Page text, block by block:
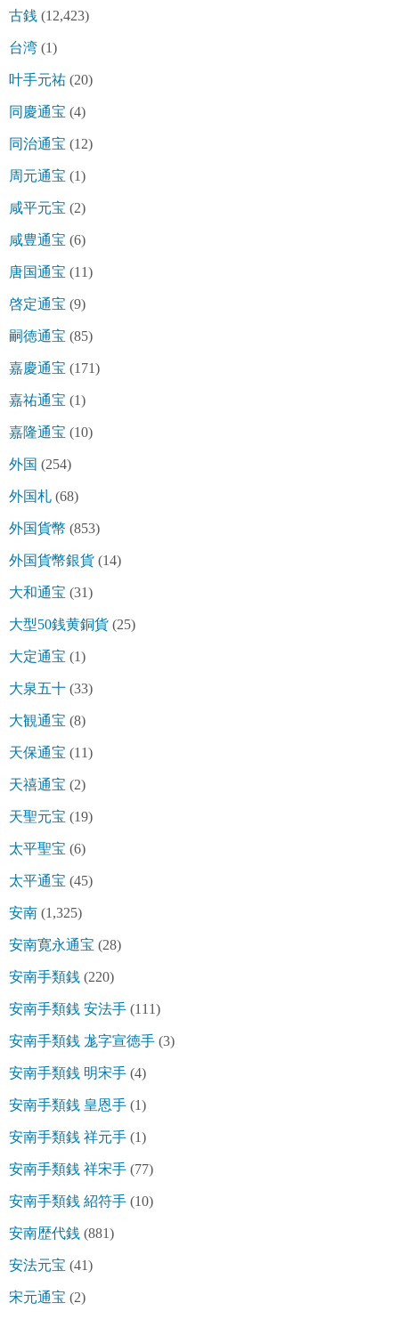
古銭 (12,423)
台湾 (1)
叶手元祐 (20)
同慶通宝 (4)
同治通宝 (12)
周元通宝 (1)
咸平元宝 (2)
咸豊通宝 (6)
唐国通宝 (11)
啓定通宝 (9)
嗣徳通宝 (85)
嘉慶通宝 (171)
嘉祐通宝 (1)
嘉隆通宝 (10)
外国 (254)
外国札 (68)
外国貨幣 (853)
外国貨幣銀貨 (14)
大和通宝 (31)
大型50銭黄銅貨 (25)
大定通宝 (1)
大泉五十 (33)
大観通宝 (8)
天保通宝 (11)
天禧通宝 (2)
天聖元宝 (19)
太平聖宝 (6)
太平通宝 (45)
安南 (1,325)
安南寛永通宝 (28)
安南手類銭 (220)
安南手類銭 安法手 (111)
安南手類銭 尨字宣徳手 (3)
安南手類銭 明宋手 (4)
安南手類銭 皇恩手 (1)
安南手類銭 祥元手 (1)
安南手類銭 祥宋手 (77)
安南手類銭 紹符手 (10)
安南歴代銭 (881)
安法元宝 (41)
宋元通宝 (2)